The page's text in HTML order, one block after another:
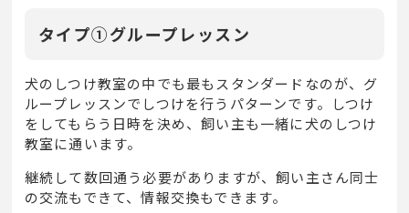
タイプ①グループレッスン
犬のしつけ教室の中でも最もスタンダードなのが、グ
ループレッスンでしつけを行うパターンです。しつけ
をしてもらう日時を決め、飼い主も一緒に犬のしつけ
教室に通います。
継続して数回通う必要がありますが、飼い主さん同士
の交流もできて、情報交換もできます。